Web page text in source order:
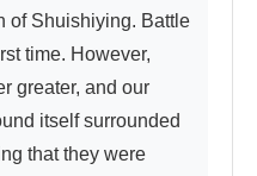
of Shuishiying. Battle
time. However,
greater, and our
itself surrounded
that they were